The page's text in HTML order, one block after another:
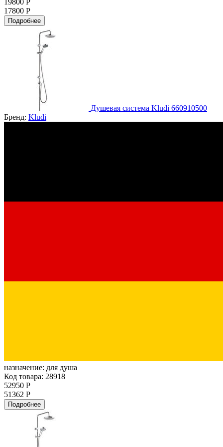
17800 Р
Подробнее
Душевая система Kludi 660910500
Бренд: Kludi
назначение: для душа
Код товара: 28918
52950 Р
51362 Р
Подробнее